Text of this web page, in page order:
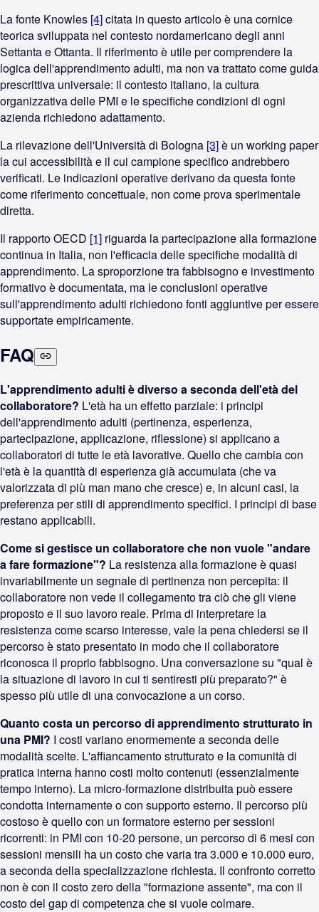
La fonte Knowles [4]citata in questo articolo è una cornice
teorica sviluppata nel contesto nordamericano degli anni
Settanta e Ottanta. Il riferimento è utile per comprendere la
logica dell'apprendimento adulti, ma non va trattato come guida
prescrittiva universale: il contesto italiano, la cultura
organizzativa delle PMI e le specifiche condizioni di ogni
azienda richiedono adattamento.
La rilevazione dell'Università di Bologna [3]è un working paper
la cui accessibilità e il cui campione specifico andrebbero
verificati. Le indicazioni operative derivano da questa fonte
come riferimento concettuale, non come prova sperimentale
diretta.
Il rapporto OECD [1] riguarda la partecipazione alla formazione
continua in Italia, non l'efficacia delle specifiche modalità di
apprendimento. La sproporzione tra fabbisogno e investimento
formativo è documentata, ma le conclusioni operative
sull'apprendimento adulti richiedono fonti aggiuntive per essere
supportate empiricamente.
FAQ
L'apprendimento adulti è diverso a seconda dell'età del
collaboratore? L'età ha un effetto parziale: i principi
dell'apprendimento adulti (pertinenza, esperienza,
partecipazione, applicazione, riflessione) si applicano a
collaboratori di tutte le età lavorative. Quello che cambia con
l'età è la quantità di esperienza già accumulata (che va
valorizzata di più man mano che cresce) e, in alcuni casi, la
preferenza per stili di apprendimento specifici. I principi di base
restano applicabili.
Come si gestisce un collaboratore che non vuole "andare
a fare formazione"? La resistenza alla formazione è quasi
invariabilmente un segnale di pertinenza non percepita: il
collaboratore non vede il collegamento tra ciò che gli viene
proposto e il suo lavoro reale. Prima di interpretare la
resistenza come scarso interesse, vale la pena chiedersi se il
percorso è stato presentato in modo che il collaboratore
riconosca il proprio fabbisogno. Una conversazione su "qual è
la situazione di lavoro in cui ti sentiresti più preparato?" è
spesso più utile di una convocazione a un corso.
Quanto costa un percorso di apprendimento strutturato in
una PMI? I costi variano enormemente a seconda delle
modalità scelte. L'affiancamento strutturato e la comunità di
pratica interna hanno costi molto contenuti (essenzialmente
tempo interno). La micro-formazione distribuita può essere
condotta internamente o con supporto esterno. Il percorso più
costoso è quello con un formatore esterno per sessioni
ricorrenti: in PMI con 10-20 persone, un percorso di 6 mesi con
sessioni mensili ha un costo che varia tra 3.000 e 10.000 euro,
a seconda della specializzazione richiesta. Il confronto corretto
non è con il costo zero della "formazione assente", ma con il
costo del gap di competenza che si vuole colmare.